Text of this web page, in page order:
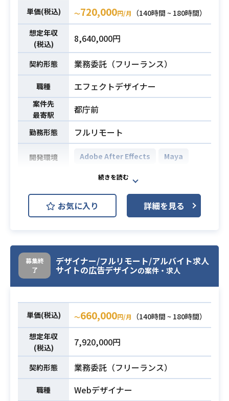
業務内容
用していただきながらブラッシュア
ップに取り組み、今年春から有償で
の提供をはじめているフェーズで
す。ユーザーの利用実態に対し、プ
ロダクトマネジャーと並走して、エ
ンジニア、マーケティング・セール
ス、CS各職種混合の少人数のチーム
で協力して、自身の専門性を発揮し
ながら柔軟かつスピード感を持って
業務に取り組むことができる方を求
めています。
一人ですべてできる必要はなく、チ
ームの中で強みを発揮いただければ
と思います。
・チームメンバーとともにユーザイ
ンタービューの設計、参加
・インタビューや利用実態で得た知
・エンジニア(特にフロントエンド)と
の協業、デザイン依頼、資料化
必須スキル
・Figmaを使用した業務経験（3年以
・Webサービス(特にSaaS)またはア
プリのUX改善経験
・WebサービスにおけるUIデザイン
経験
・1年以上のウェブやアプリのプロダ
クト設計経験
単価(税込) 〜720,000円/月
（140時間 ~ 180時間）
想定年収
(税込)
8,640,000円
契約形態 業務委託（フリーランス）
職種 エフェクトデザイナー
案件先
最寄駅
都庁前
勤務形態 フルリモート
開発環境 Adobe After Effects Maya
業務内容
ユーザーを魅了するためにゲームの
世界観を表現します。Android/iOS向
けのゲームの開発・運用に携わって
いただきます。
クト制作を行う予定です。
必須スキル
・MayaまたはAfterEffectsでのエフ
方
お気に入り 詳細を見る
募集終
了
デザイナー/フルリモート/アルバイト求人
サイトの広告デザインの案件・求人
単価(税込) 〜660,000円/月
（140時間 ~ 180時間）
想定年収
(税込)
7,920,000円
契約形態 業務委託（フリーランス）
職種 Webデザイナー